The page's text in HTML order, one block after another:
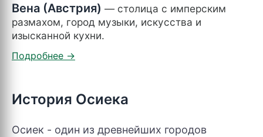
Вена (Австрия) — столица с имперским
размахом, город музыки, искусства и
изысканной кухни.
История Осиека
Осиек - один из древнейших городов